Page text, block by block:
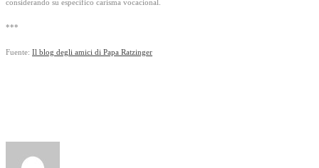
considerando su específico carisma vocacional.
***
Fuente: Il blog degli amici di Papa Ratzinger